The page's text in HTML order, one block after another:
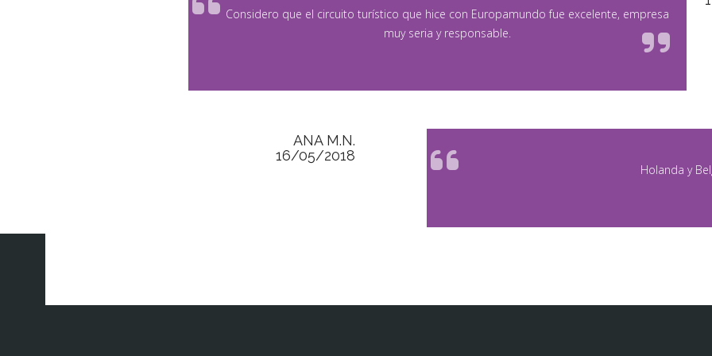
Considero que el circuito turístico que hice con Europamundo fue excelente, empresa
muy seria y responsable.
ANA M.N.
16/05/2018
Holanda y